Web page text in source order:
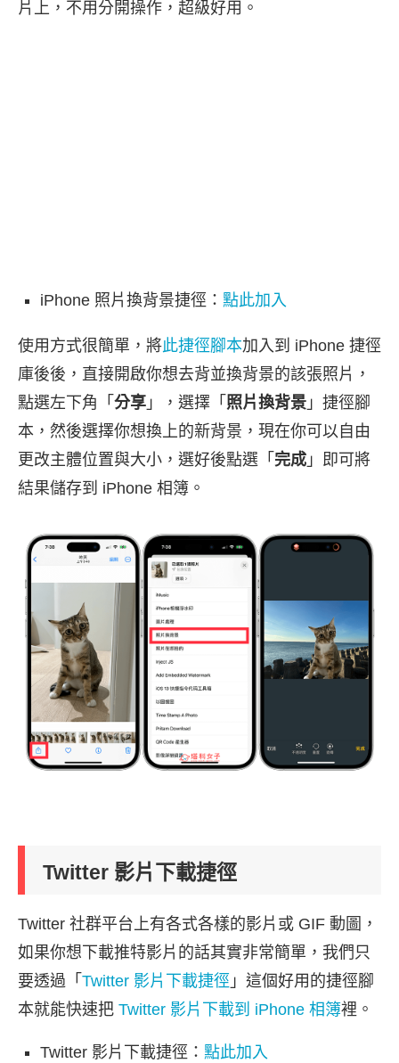
片上，不用分開操作，超級好用。
iPhone 照片換背景捷徑： 點此加入
使用方式很簡單，將此捷徑腳本加入到 iPhone 捷徑
庫後後，直接開啟你想去背並換背景的該張照片，
點選左下角「 分享 」，選擇「 照片換背景 」捷徑腳
本，然後選擇你想換上的新背景，現在你可以自由
更改主體位置與大小，選好後點選「 完成 」即可將
結果儲存到 iPhone 相簿。
Twitter 影片下載捷徑
Twitter 社群平台上有各式各樣的影片或 GIF 動圖，
如果你想下載推特影片的話其實非常簡單，我們只
要透過「 Twitter 影片下載捷徑 」這個好用的捷徑腳
本就能快速把 Twitter 影片下載到 iPhone 相簿裡。
Twitter 影片下載捷徑： 點此加入